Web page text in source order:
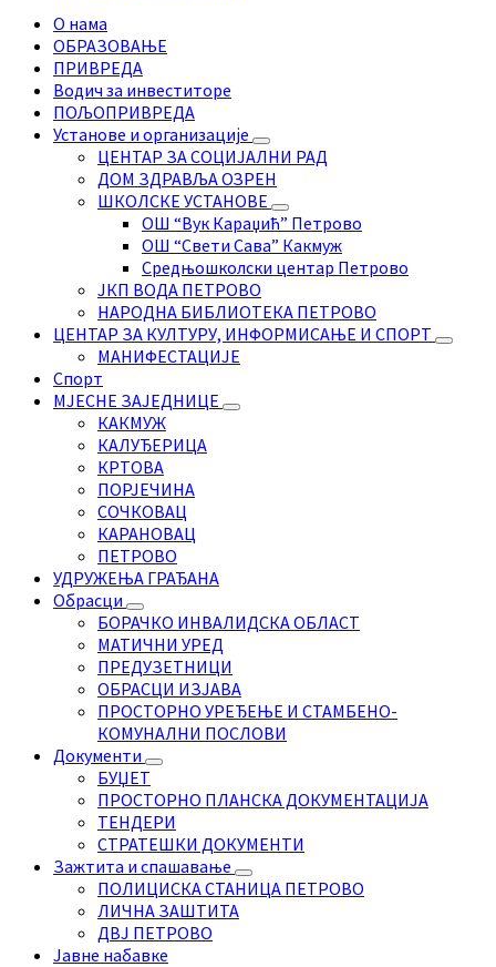
О нама
ОБРАЗОВАЊЕ
ПРИВРЕДА
Водич за инвеститоре
ПОЉОПРИВРЕДА
Установе и организације
ЦЕНТАР ЗА СОЦИЈАЛНИ РАД
ДОМ ЗДРАВЉА ОЗРЕН
ШКОЛСКЕ УСТАНОВЕ
ОШ “Вук Караџић” Петрово
ОШ “Свети Сава” Какмуж
Средњошколски центар Петрово
ЈКП ВОДА ПЕТРОВО
НАРОДНА БИБЛИОТЕКА ПЕТРОВО
ЦЕНТАР ЗА КУЛТУРУ, ИНФОРМИСАЊЕ И СПОРТ
МАНИФЕСТАЦИЈЕ
Спорт
МЈЕСНЕ ЗАЈЕДНИЦЕ
КАКМУЖ
КАЛУЂЕРИЦА
КРТОВА
ПОРЈЕЧИНА
СОЧКОВАЦ
КАРАНОВАЦ
ПЕТРОВО
УДРУЖЕЊА ГРАЂАНА
Обрасци
БОРАЧКО ИНВАЛИДСКА ОБЛАСТ
МАТИЧНИ УРЕД
ПРЕДУЗЕТНИЦИ
ОБРАСЦИ ИЗЈАВА
ПРОСТОРНО УРЕЂЕЊЕ И СТАМБЕНО-
КОМУНАЛНИ ПОСЛОВИ
Документи
БУЏЕТ
ПРОСТОРНО ПЛАНСКА ДОКУМЕНТАЦИЈА
ТЕНДЕРИ
СТРАТЕШКИ ДОКУМЕНТИ
Зажтита и спашавање
ПОЛИЦИСКА СТАНИЦА ПЕТРОВО
ЛИЧНА ЗАШТИТА
ДВЈ ПЕТРОВО
Јавне набавке